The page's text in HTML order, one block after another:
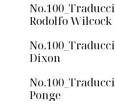
Rodolfo Wilcock
Dixon
Ponge